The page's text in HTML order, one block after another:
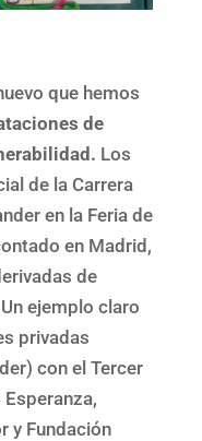
que hemos
de
Los
de la Carrera
en la Feria de
en Madrid,
de
ejemplo claro
privadas
con el Tercer
y Fundación